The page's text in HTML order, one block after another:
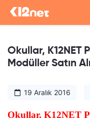
Okullar, K12NET
Modüller Satın
19 Aralık 2016
Okullar, K12NET